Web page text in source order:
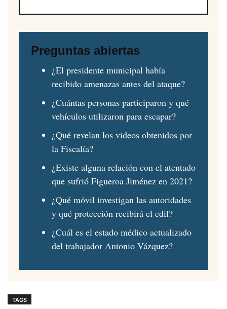
Preguntas abiertas
¿El presidente municipal había
recibido amenazas antes del ataque?
¿Cuántas personas participaron y qué
vehículos utilizaron para escapar?
¿Qué revelan los videos obtenidos por
la Fiscalía?
¿Existe alguna relación con el atentado
que sufrió Figueroa Jiménez en 2021?
¿Qué móvil investigan las autoridades
y qué protección recibirá el edil?
¿Cuál es el estado médico actualizado
del trabajador Antonio Vázquez?
TAGS